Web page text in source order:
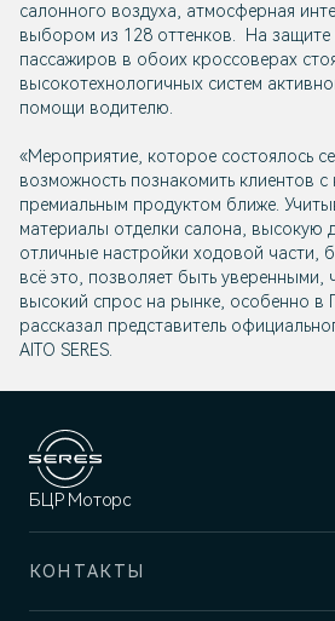
салонного воздуха, атмосферная
выбором из 128 оттенков. На защите
пассажиров в обоих кроссоверах
высокотехнологичных систем
помощи водителю.
«Мероприятие, которое состоялось
возможность познакомить клиентов с
премиальным продуктом ближе.
материалы отделки салона, высокую
отличные настройки ходовой части,
всё это, позволяет быть уверенными,
высокий спрос на рынке, особенно в
рассказал представитель
AITO SERES.
БЦР Моторс
КОНТАКТЫ